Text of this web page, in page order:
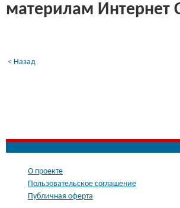
материлам Интернет
< Назад
О проекте
Пользовательское соглашение
Публичная оферта